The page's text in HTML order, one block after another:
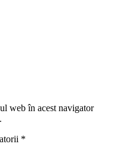
web în acest navigator
*